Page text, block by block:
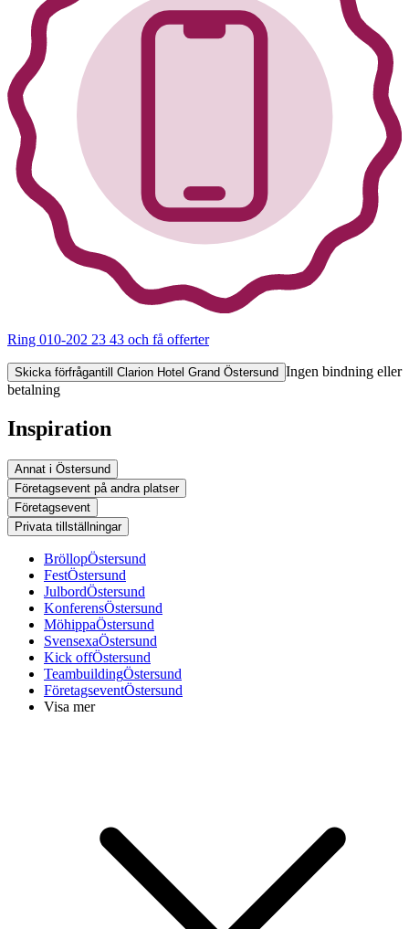
Ring 010-202 23 43 och få offerter
Skicka förfrågantill Clarion Hotel Grand Östersund Ingen bindning eller
betalning
Inspiration
Annat i Östersund
Företagsevent på andra platser
Företagsevent
Privata tillställningar
BröllopÖstersund
FestÖstersund
JulbordÖstersund
KonferensÖstersund
MöhippaÖstersund
SvensexaÖstersund
Kick offÖstersund
TeambuildingÖstersund
FöretagseventÖstersund
Visa mer